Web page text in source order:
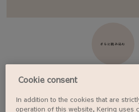
さらに読み込む
ジョブアラートを設定す
Cookie consent
In addition to the cookies that are
operation of this website, Kering uses